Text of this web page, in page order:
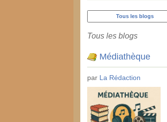
Tous les blogs
Tous les blogs
Médiathèque
par La Rédaction